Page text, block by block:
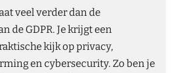
veel verder dan de
de GDPR. Je krijgt een
kijk op privacy,
en cybersecurity. Zo ben je